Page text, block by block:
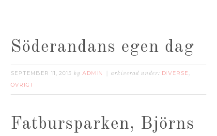
Söderandans egen dag
SEPTEMBER 11, 2015 byADMIN arkiverad under: DIVERSE,
ÖVRIGT
Fatbursparken, Björns